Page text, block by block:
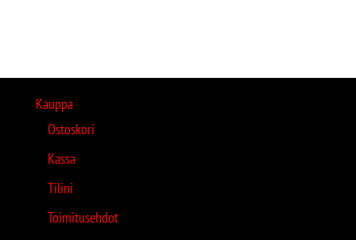
Kauppa
Ostoskori
Kassa
Tilini
Toimitusehdot